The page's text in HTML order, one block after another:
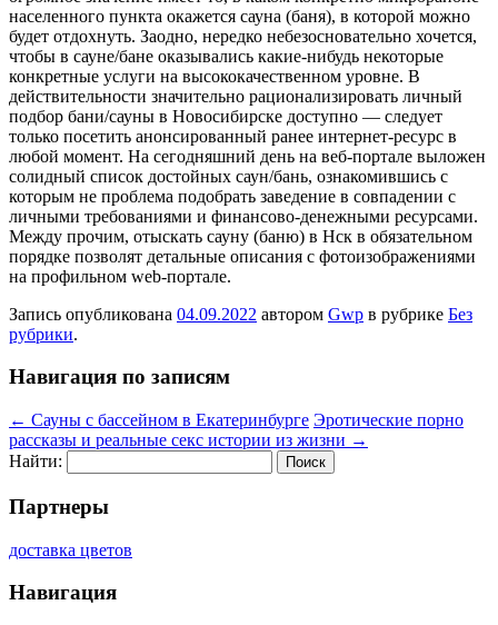
населенного пункта окажется сауна (баня), в которой можно
будет отдохнуть. Заодно, нередко небезосновательно хочется,
чтобы в сауне/бане оказывались какие-нибудь некоторые
конкретные услуги на высококачественном уровне. В
действительности значительно рационализировать личный
подбор бани/сауны в Новосибирске доступно — следует
только посетить анонсированный ранее интернет-ресурс в
любой момент. На сегодняшний день на веб-портале выложен
солидный список достойных саун/бань, ознакомившись с
которым не проблема подобрать заведение в совпадении с
личными требованиями и финансово-денежными ресурсами.
Между прочим, отыскать сауну (баню) в Нск в обязательном
порядке позволят детальные описания с фотоизображениями
на профильном web-портале.
Запись опубликована 04.09.2022 автором Gwp в рубрике Без
рубрики.
Навигация по записям
← Сауны с бассейном в Екатеринбурге Эротические порно
рассказы и реальные секс истории из жизни →
Найти:
Партнеры
доставка цветов
Навигация